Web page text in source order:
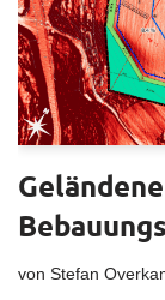
von Stefan